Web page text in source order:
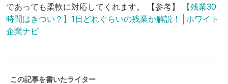
であっても柔軟に対応してくれます。 【参考】
【残業30
時間はきつい？】1日どれぐらいの残業か解説！│ホワイト
企業ナビ
この記事を書いたライター